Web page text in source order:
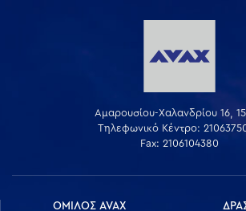
Αμαρουσίου-Χαλανδρίου 16,
Τηλεφωνικό Κέντρο:
Fax: 2106104380
ΟΜΙΛΟΣ AVAX